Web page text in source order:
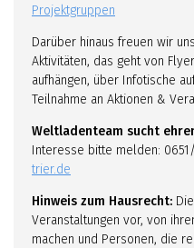
Projektgruppen
Darüber hinaus freuen wir
Aktivitäten, das geht von
aufhängen, über Infotische
Teilnahme an Aktionen &
Weltladenteam sucht
Interesse bitte melden:
trier.de
Hinweis zum Hausrecht:
Veranstaltungen vor, von
machen und Personen, die